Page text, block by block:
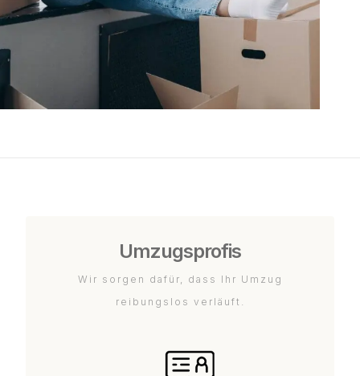
Umzugsprofis
Wir sorgen dafür, dass Ihr Umzug
reibungslos verläuft.